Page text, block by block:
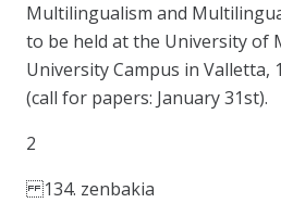
Multilingualism and
to be held at the University of
University Campus in Valletta,
(call for papers: January 31st).
2
134. zenbakia